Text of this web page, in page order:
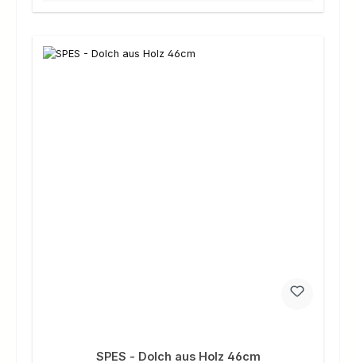
SPES - Dolch aus Holz 46cm